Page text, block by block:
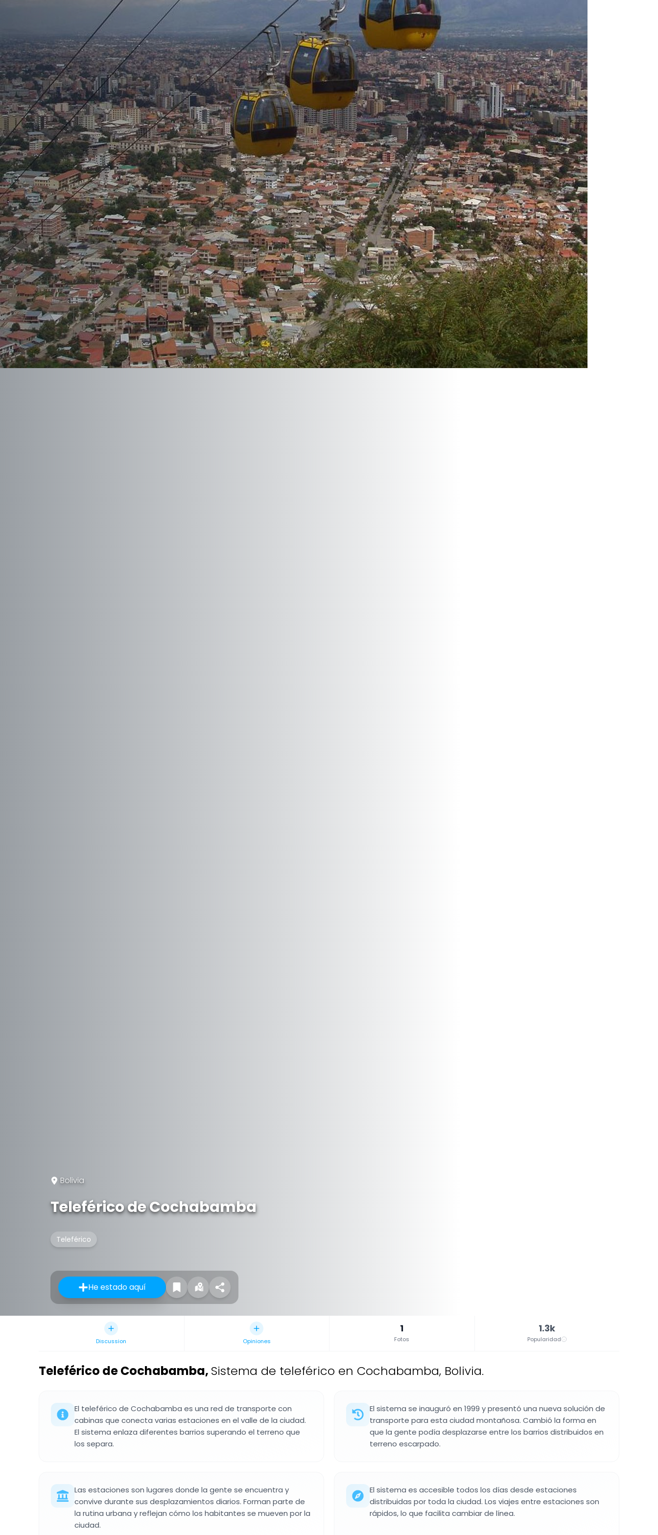
Bolivia
Teleférico de Cochabamba
Teleférico
He estado aquí
Discussion Opiniones
1
Fotos
1.3k
Popularidad
Teleférico de Cochabamba, Sistema de teleférico en Cochabamba, Bolivia.
El teleférico de Cochabamba es una red de transporte con
cabinas que conecta varias estaciones en el valle de la ciudad.
El sistema enlaza diferentes barrios superando el terreno que
los separa.
El sistema se inauguró en 1999 y presentó una nueva solución de
transporte para esta ciudad montañosa. Cambió la forma en
que la gente podía desplazarse entre los barrios distribuidos en
terreno escarpado.
Las estaciones son lugares donde la gente se encuentra y
convive durante sus desplazamientos diarios. Forman parte de
la rutina urbana y reflejan cómo los habitantes se mueven por la
ciudad.
El sistema es accesible todos los días desde estaciones
distribuidas por toda la ciudad. Los viajes entre estaciones son
rápidos, lo que facilita cambiar de línea.